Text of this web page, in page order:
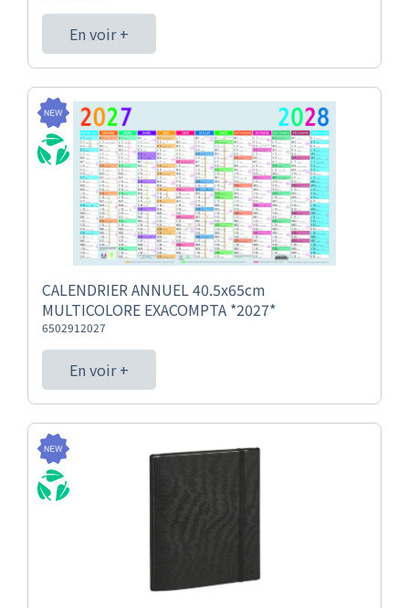
En voir +
CALENDRIER ANNUEL 40.5x65cm
MULTICOLORE EXACOMPTA *2027*
6502912027
En voir +